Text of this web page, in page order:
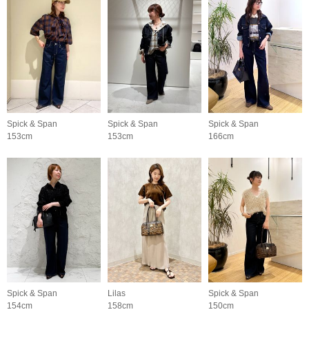
Spick & Span
153cm
Spick & Span
153cm
Spick & Span
166cm
Spick & Span
154cm
Lilas
158cm
Spick & Span
150cm